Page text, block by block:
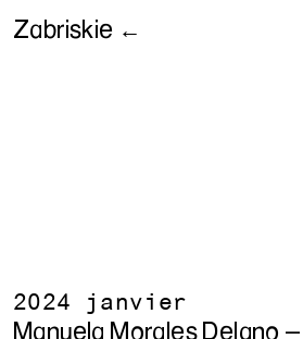
Zabriskie ←
2024 janvier
Manuela Morales Delano